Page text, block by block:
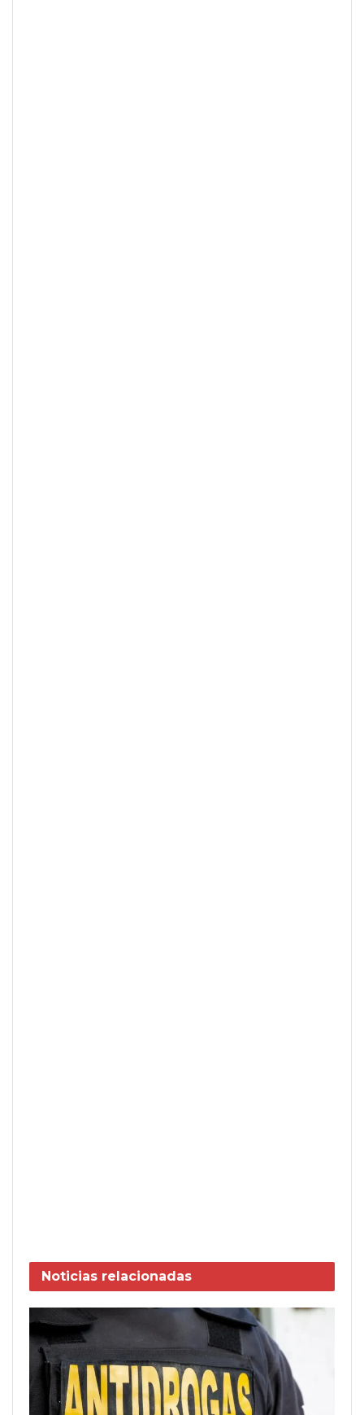
Noticias relacionadas